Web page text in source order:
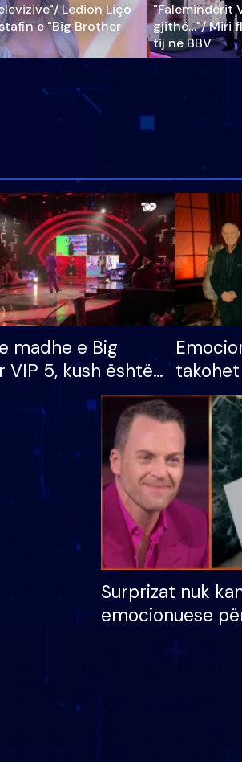
Ledion Liço
e "Big Brother
"Faleminderit
gjithë…"/ Miri
tij në BBV
madhe e Big
VIP 5, kush është
i parë që lë shtëpinë
mundësinë për
çmimin e madh
vajzën
apo jo?
Surprizat nuk
emocionuese